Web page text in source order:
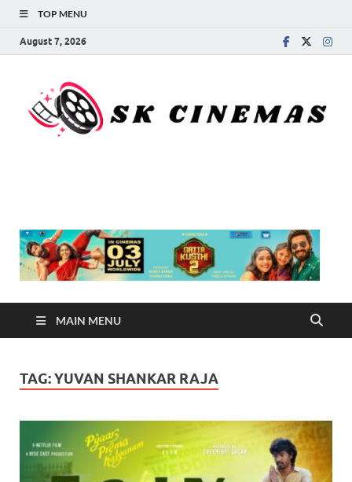
TOP MENU
August 7, 2026
MAIN MENU
TAG:YUVAN SHANKAR RAJA